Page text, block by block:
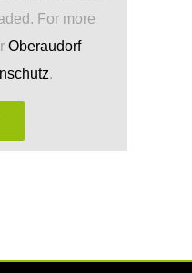
For more
Oberaudorf
.